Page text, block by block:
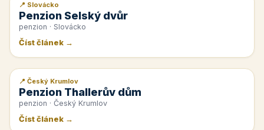
📰 PR článek
📍 Slovácko
Penzion Selský dvůr
penzion · Slovácko
Číst článek →
📰 PR článek
📍 Český Krumlov
Penzion Thallerův dům
penzion · Český Krumlov
Číst článek →